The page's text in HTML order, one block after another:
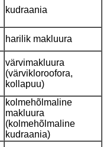
kudraania
harilik makluura
värvimakluura
(värvikloroofora,
kollapuu)
kolmehõlmaline
makluura
(kolmehõlmaline
kudraania)